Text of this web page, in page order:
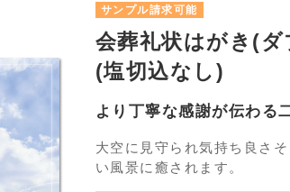
サンプル請求可能
会葬礼状はがき(ダ
(塩切込なし)
より丁寧な感謝が伝わる
大空に見守られ気持ち良さ
い風景に癒されます。